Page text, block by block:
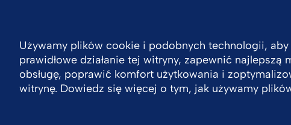
Zrównoważony rozwój Firma Produkty
Używamy plików cookie i podobnych technologii,
prawidłowe działanie tej witryny, zapewnić najlepszą
obsługę, poprawić komfort użytkowania i
witrynę. Dowiedz się więcej o tym, jak używamy